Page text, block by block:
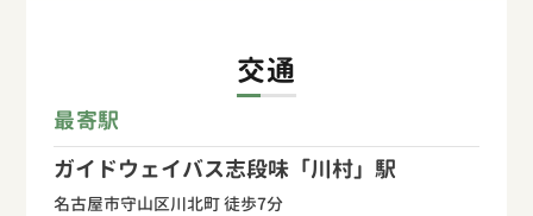
交通
最寄駅
ガイドウェイバス志段味「川村」駅
名古屋市守山区川北町 徒歩7分